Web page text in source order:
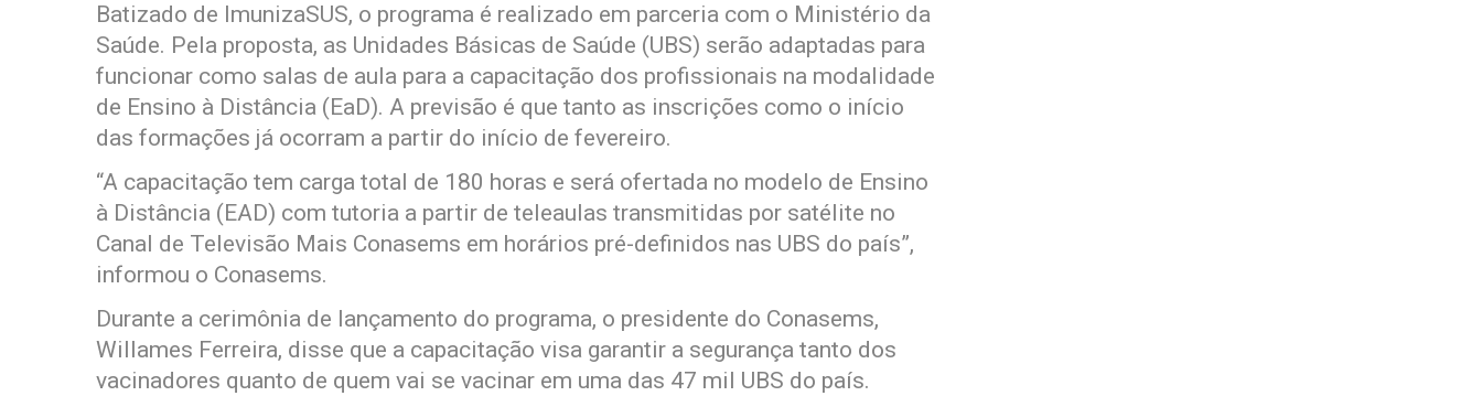
Batizado de ImunizaSUS, o programa é realizado em parceria com o Ministério da
Saúde. Pela proposta, as Unidades Básicas de Saúde (UBS) serão adaptadas para
funcionar como salas de aula para a capacitação dos profissionais na modalidade
de Ensino à Distância (EaD). A previsão é que tanto as inscrições como o início
das formações já ocorram a partir do início de fevereiro.
“A capacitação tem carga total de 180 horas e será ofertada no modelo de Ensino
à Distância (EAD) com tutoria a partir de teleaulas transmitidas por satélite no
Canal de Televisão Mais Conasems em horários pré-definidos nas UBS do país”,
informou o Conasems.
Durante a cerimônia de lançamento do programa, o presidente do Conasems,
Willames Ferreira, disse que a capacitação visa garantir a segurança tanto dos
vacinadores quanto de quem vai se vacinar em uma das 47 mil UBS do país.